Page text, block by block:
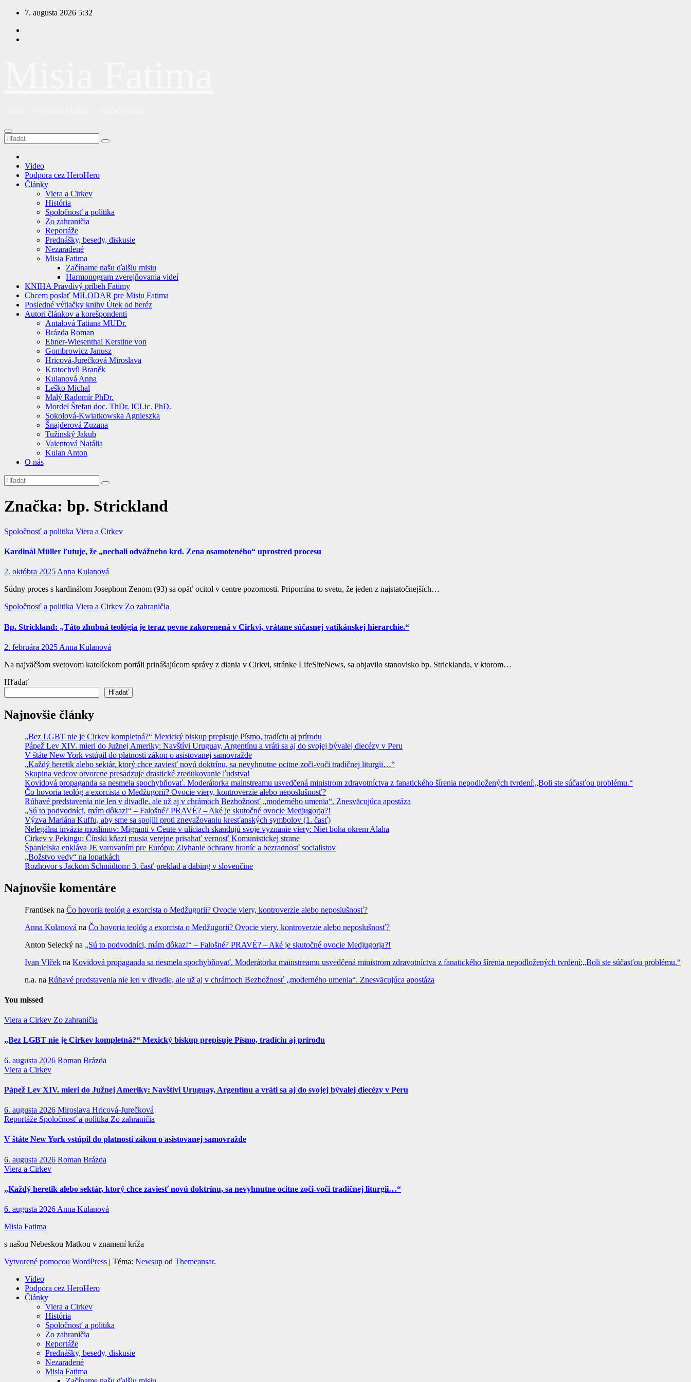
Prejsť
obsah
7. augusta 2026 5:32
Video
Podpora cez HeroHero
Články
Viera a Cirkev
História
Spoločnosť a politika
Zo zahraničia
Reportáže
Prednášky, besedy, diskusie
Nezaradené
Misia Fatima
Začíname našu ďalšiu misiu
Harmonogram zverejňovania videí
KNIHA Pravdivý príbeh Fatimy
Chcem poslať MILODAR pre Misiu Fatima
Posledné výtlačky knihy Útek od heréz
Autori článkov a korešpondenti
Antalová Tatiana MUDr.
Brázda Roman
Ebner-Wiesenthal Kerstine von
Gombrowicz Janusz
Hricová-Jurečková Miroslava
Kratochvíl Braněk
Kulanová Anna
Leško Michal
Malý Radomír PhDr.
Mordel Štefan doc. ThDr. ICLic. PhD.
Sokolová-Kwiatkowska Agnieszka
Šnajderová Zuzana
Tužinský Jakub
Valentová Natália
Kulan Anton
O nás
Značka: bp. Strickland
Spoločnosť a politika Viera a Cirkev
Kardinál Müller ľutuje, že „nechali odvážneho krd. Zena osamoteného“ uprostred procesu
2. októbra 2025Anna Kulanová
Súdny proces s kardinálom Josephom Zenom (93) sa opäť ocitol v centre pozornosti. Pripomína to svetu, že jeden z najstatočnejších…
Spoločnosť a politika Viera a Cirkev Zo zahraničia
Bp. Strickland: „Táto zhubná teológia je teraz pevne zakorenená v Cirkvi, vrátane súčasnej vatikánskej hierarchie.“
2. februára 2025 Anna Kulanová
Na najväčšom svetovom katolíckom portáli prinášajúcom správy z diania v Cirkvi, stránke LifeSiteNews, sa objavilo stanovisko bp. Stricklanda, v ktorom…
Hľadať
Hľadať
Najnovšie články
„Bez LGBT nie je Cirkev kompletná?“ Mexický biskup prepisuje Písmo, tradíciu aj prírodu
Pápež Lev XIV. mieri do Južnej Ameriky: Navštívi Uruguay, Argentínu a vráti sa aj do svojej bývalej diecézy v Peru
V štáte New York vstúpil do platnosti zákon o asistovanej samovražde
„Každý heretik alebo sektár, ktorý chce zaviesť novú doktrínu, sa nevyhnutne ocitne zoči-voči tradičnej liturgii…“
Skupina vedcov otvorene presadzuje drastické zredukovanie ľudstva!
Kovidová propaganda sa nesmela spochybňovať. Moderátorka mainstreamu usvedčená ministrom zdravotníctva z fanatického šírenia nepodložených tvrdení:„Boli ste súčasťou problému.“
Čo hovoria teológ a exorcista o Medžugorii? Ovocie viery, kontroverzie alebo neposlušnosť?
Rúhavé predstavenia nie len v divadle, ale už aj v chrámoch Bezbožnosť „moderného umenia“. Znesväcujúca apostáza
„Sú to podvodníci, mám dôkaz!“ – Falošné? PRAVÉ? – Aké je skutočné ovocie Medjugorja?!
Výzva Mariána Kuffu, aby sme sa spojili proti znevažovaniu kresťanských symbolov (1. časť)
Nelegálna invázia moslimov: Migranti v Ceute v uliciach skandujú svoje vyznanie viery: Niet boha okrem Alaha
Cirkev v Pekingu: Čínski kňazi musia verejne prisahať vernosť Komunistickej strane
Španielska enkláva JE varovaním pre Európu: Zlyhanie ochrany hraníc a bezradnosť socialistov
„Božstvo vedy“ na lopatkách
Rozhovor s Jackom Schmidtom: 3. časť preklad a dabing v slovenčine
Najnovšie komentáre
Frantisek na Čo hovoria teológ a exorcista o Medžugorii? Ovocie viery, kontroverzie alebo neposlušnosť?
Anna Kulanová na Čo hovoria teológ a exorcista o Medžugorii? Ovocie viery, kontroverzie alebo neposlušnosť?
Anton Selecký na „Sú to podvodníci, mám dôkaz!“ – Falošné? PRAVÉ? – Aké je skutočné ovocie Medjugorja?!
Ivan Vlček na Kovidová propaganda sa nesmela spochybňovať. Moderátorka mainstreamu usvedčená ministrom zdravotníctva z fanatického šírenia nepodložených tvrdení:„Boli ste súčasťou problému.“
n.a. na Rúhavé predstavenia nie len v divadle, ale už aj v chrámoch Bezbožnosť „moderného umenia“. Znesväcujúca apostáza
You missed
Viera a Cirkev Zo zahraničia
„Bez LGBT nie je Cirkev kompletná?“ Mexický biskup prepisuje Písmo, tradíciu aj prírodu
6. augusta 2026 Roman Brázda
Viera a Cirkev
Pápež Lev XIV. mieri do Južnej Ameriky: Navštívi Uruguay, Argentínu a vráti sa aj do svojej bývalej diecézy v Peru
6. augusta 2026 Miroslava Hricová-Jurečková
Reportáže Spoločnosť a politika Zo zahraničia
V štáte New York vstúpil do platnosti zákon o asistovanej samovražde
6. augusta 2026 Roman Brázda
Viera a Cirkev
„Každý heretik alebo sektár, ktorý chce zaviesť novú doktrínu, sa nevyhnutne ocitne zoči-voči tradičnej liturgii…“
6. augusta 2026 Anna Kulanová
Misia Fatima
s našou Nebeskou Matkou v znamení kríža
Vytvorené pomocou WordPress | Téma: Newsup od Themeansar.
Video
Podpora cez HeroHero
Články
Viera a Cirkev
História
Spoločnosť a politika
Zo zahraničia
Reportáže
Prednášky, besedy, diskusie
Nezaradené
Misia Fatima